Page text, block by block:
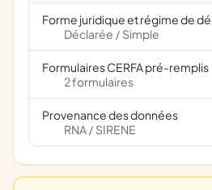
Forme juridique et régime de
Déclarée / Simple
Formulaires CERFA pré-remplis
2 formulaires
Provenance des données
RNA / SIRENE